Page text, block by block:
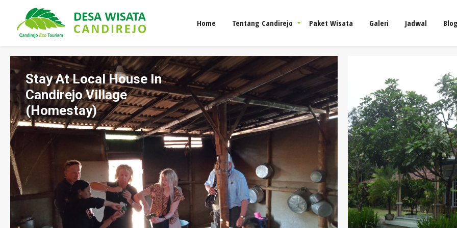
Home Tentang Candirejo Paket Wisata Galeri Jadwal
Stay At Local House In
Candirejo Village
(Homestay)